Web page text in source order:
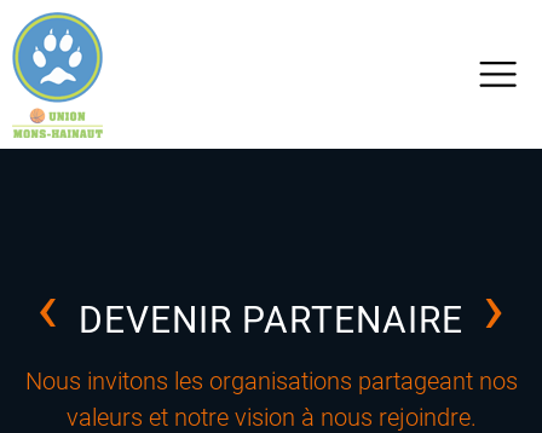
Warning
: Trying to access array offset on value of type bool in
/home/clients/6f1859869ee2e37e3ddf0721a418f24f/sites/monshainaut.be/wp-
content/themes/zeuscomputer/page.php
DEVENIR PARTENAIRE
Nous invitons les organisations partageant nos
valeurs et notre vision à nous rejoindre.